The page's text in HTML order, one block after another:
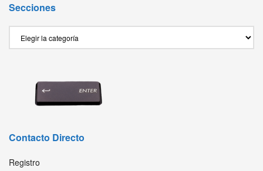
Secciones
Contacto Directo
Registro